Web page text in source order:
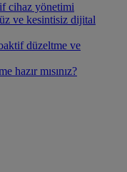
cihaz yönetimi
ve kesintisiz dijital
düzeltme ve
hazır mısınız?